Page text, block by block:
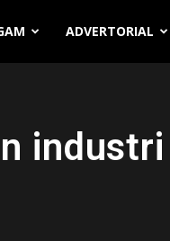
ADVERTORIAL
industri